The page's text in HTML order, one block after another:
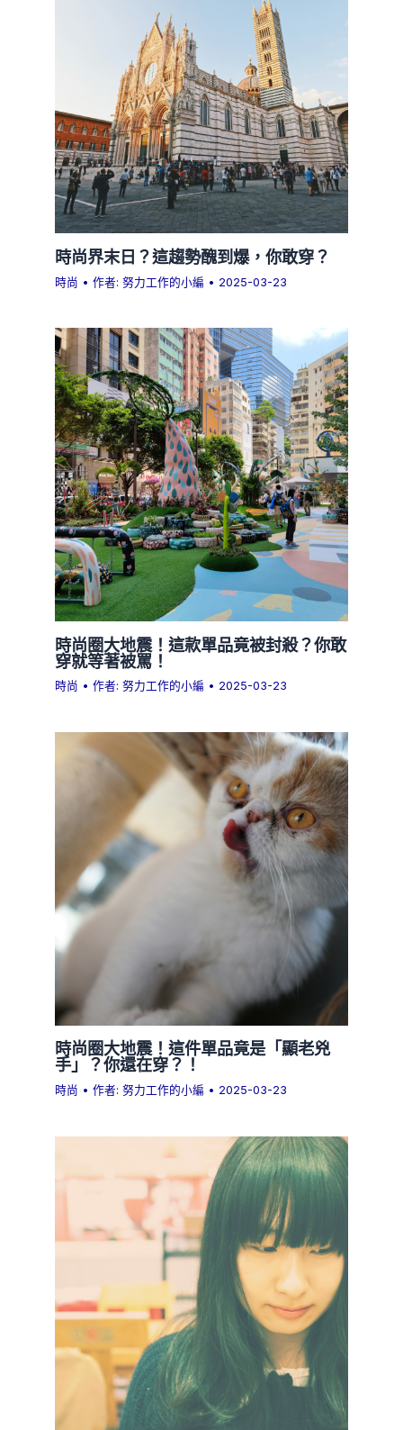
時尚界末日？這趨勢醜到爆，你敢穿？
時尚 • 作者:努力工作的小編 • 2025-03-23
時尚圈大地震！這款單品竟被封殺？你敢
穿就等著被罵！
時尚 • 作者:努力工作的小編 • 2025-03-23
時尚圈大地震！這件單品竟是「顯老兇
手」？你還在穿？！
時尚 • 作者:努力工作的小編 • 2025-03-23